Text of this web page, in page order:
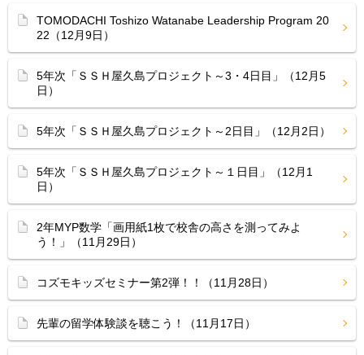
TOMODACHI Toshizo Watanabe Leadership Program 20
22（12月9日）
5年次「ＳＳＨ屋久島プロジェクト～3・4日目」（12月5
日）
5年次「ＳＳＨ屋久島プロジェクト～2日目」（12月2日）
5年次「ＳＳＨ屋久島プロジェクト～１日目」（12月1
日）
2年MYP数学「画用紙1枚で校舎の高さを測ってみよ
う！」（11月29日）
コズモキッズセミナー第2弾！！（11月28日）
先輩の留学体験談を聴こう！（11月17日）